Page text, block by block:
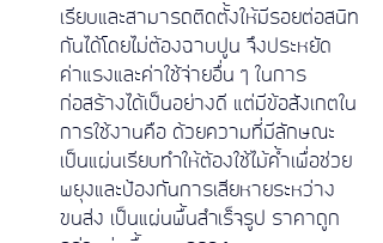
เรียบและสามารถติดตั้งให้มีรอยต่อสนิท
กันได้โดยไม่ต้องฉาบปูน จึงประหยัด
ค่าแรงและค่าใช้จ่ายอื่น ๆ ในการ
ก่อสร้างได้เป็นอย่างดี แต่มีข้อสังเกตใน
การใช้งานคือ ด้วยความที่มีลักษณะ
เป็นแผ่นเรียบทำให้ต้องใช้ไม้ค้ำเพื่อช่วย
พยุงและป้องกันการเสียหายระหว่าง
ขนส่ง เป็นแผ่นพื้นสําเร็จรูป ราคาถูก